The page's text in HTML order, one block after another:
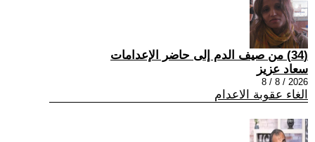
(34) من صيف الدم إلى حاضر الإعدامات
سعاد عزيز
2026 / 8 / 8
الغاء عقوبة الاعدام